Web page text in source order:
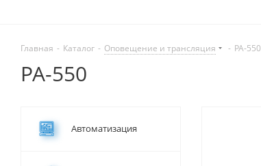
Главная - Каталог - Оповещение и трансляция - PA-550
PA-550
Автоматизация